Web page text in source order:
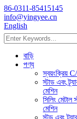
86-0311-85415145
info@yingyee.cn
English
বাড়ি
পণ্য
স্বয়ংক্রিয়
স্টাড এবং
মেশিন
সিলিং
মেশিন
স্টুড এবং